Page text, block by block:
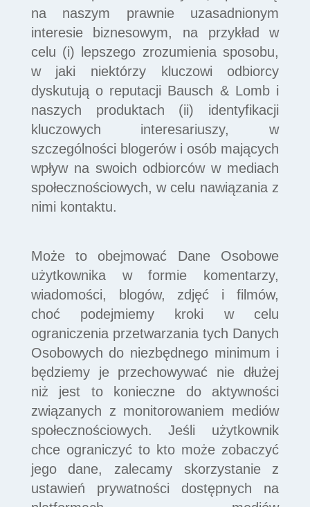
na naszym prawnie uzasadnionym
interesie biznesowym, na przykład w
celu (i) lepszego zrozumienia sposobu,
w jaki niektórzy kluczowi odbiorcy
dyskutują o reputacji Bausch & Lomb i
naszych produktach (ii) identyfikacji
kluczowych interesariuszy, w
szczególności blogerów i osób mających
wpływ na swoich odbiorców w mediach
społecznościowych, w celu nawiązania z
nimi kontaktu.
Może to obejmować Dane Osobowe
użytkownika w formie komentarzy,
wiadomości, blogów, zdjęć i filmów,
choć podejmiemy kroki w celu
ograniczenia przetwarzania tych Danych
Osobowych do niezbędnego minimum i
będziemy je przechowywać nie dłużej
niż jest to konieczne do aktywności
związanych z monitorowaniem mediów
społecznościowych. Jeśli użytkownik
chce ograniczyć to kto może zobaczyć
jego dane, zalecamy skorzystanie z
ustawień prywatności dostępnych na